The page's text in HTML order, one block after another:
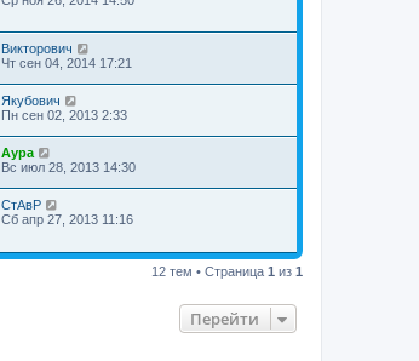
Викторович
Чт сен 04, 2014 17:21
Якубович
Пн сен 02, 2013 2:33
Аура
Вс июл 28, 2013 14:30
СтАвР
Сб апр 27, 2013 11:16
12 тем • Страница 1 из 1
Перейти